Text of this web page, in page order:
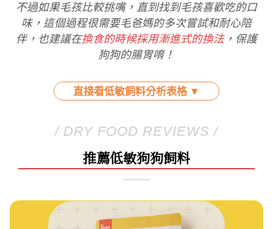
不過如果毛孩比較挑嘴，直到找到毛孩喜歡吃的口
味，這個過程很需要毛爸媽的多次嘗試和耐心陪
伴，也建議在換食的時候採用漸進式的換法，保護
狗狗的腸胃唷！
直接看低敏飼料分析表格 ▼
/ DRY FOOD REVIEWS /
推薦低敏狗狗飼料